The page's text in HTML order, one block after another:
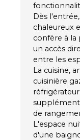
Dès
chaleureux
confère à
un accès
entre les
La cuisine,
cuisinière
de
L'espace
d'une